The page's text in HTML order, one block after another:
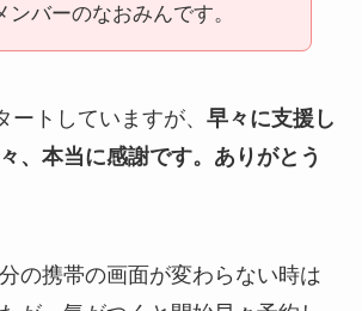
ンバーのなおみんです。
ートしていますが、 早々に支援し
、本当に感謝です。ありがとう
の携帯の画面が変わらない時は